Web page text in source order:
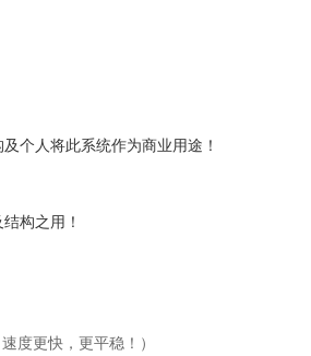
个人将此系统作为商业用途！
构之用！
度更快，更平稳！）